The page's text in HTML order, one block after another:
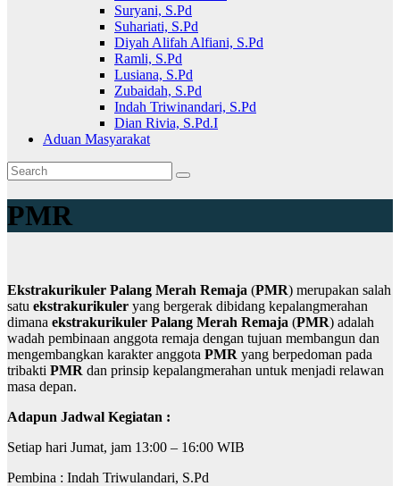
Suryani, S.Pd
Suhariati, S.Pd
Diyah Alifah Alfiani, S.Pd
Ramli, S.Pd
Lusiana, S.Pd
Zubaidah, S.Pd
Indah Triwinandari, S.Pd
Dian Rivia, S.Pd.I
Aduan Masyarakat
PMR
Ekstrakurikuler Palang Merah Remaja (PMR) merupakan salah
satu ekstrakurikuler yang bergerak dibidang kepalangmerahan
dimana ekstrakurikuler Palang Merah Remaja (PMR) adalah
wadah pembinaan anggota remaja dengan tujuan membangun dan
mengembangkan karakter anggota PMR yang berpedoman pada
tribakti PMR dan prinsip kepalangmerahan untuk menjadi relawan
masa depan.
Adapun Jadwal Kegiatan :
Setiap hari Jumat, jam 13:00 – 16:00 WIB
Pembina : Indah Triwulandari, S.Pd